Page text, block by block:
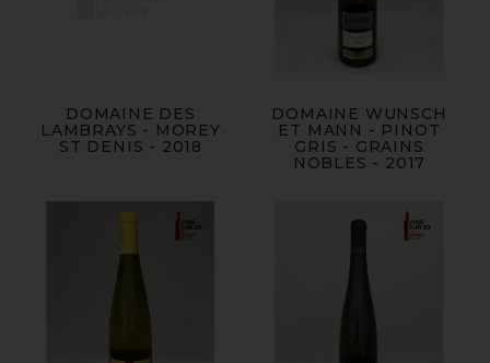
DOMAINE DES
LAMBRAYS - MOREY
ST DENIS - 2018
DOMAINE WUNSCH
ET MANN - PINOT
GRIS - GRAINS
NOBLES - 2017